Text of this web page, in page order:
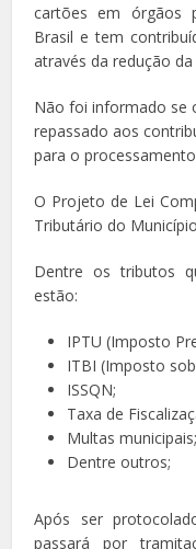
cartões em órgãos
Brasil e tem
através da redução
Não foi informado se
repassado aos
para o
O Projeto de Lei
Tributário do
Dentre os tributos
estão:
IPTU (Imposto
ITBI (Imposto
ISSQN;
Taxa de
Multas municipais;
Dentre outros;
Após ser
passará por